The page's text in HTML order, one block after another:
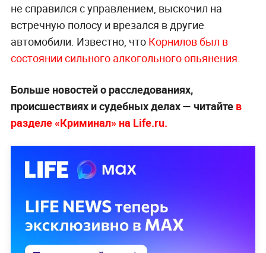
не справился с управлением, выскочил на
встречную полосу и врезался в другие
автомобили. Известно, что Корнилов был в
состоянии сильного алкогольного опьянения.
Больше новостей о расследованиях,
происшествиях и судебных делах — читайтев
разделе «Криминал» на Life.ru.